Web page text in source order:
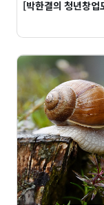
[박한결의 청년창